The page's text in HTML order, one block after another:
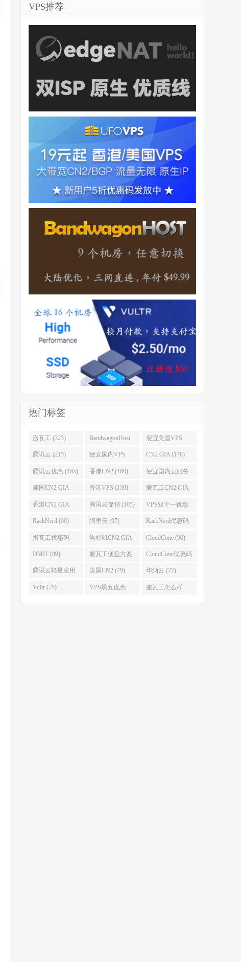
VPS推荐
热门标签
搬瓦工 (325) BandwagonHost
(223)
便宜美国VPS
(222)
腾讯云 (215) 便宜国内VPS
(184)
CN2 GIA (178)
腾讯云优惠 (165) 香港CN2 (160) 便宜国内云服务
器 (152)
美国CN2 GIA
(141)
香港VPS (139) 搬瓦工CN2 GIA
(118)
香港CN2 GIA
(111)
腾讯云促销 (105) VPS双十一优惠
(102)
RackNerd (99) 阿里云 (97) RackNerd优惠码
(93)
搬瓦工优惠码
(92)
洛杉矶CN2 GIA
(92)
CloudCone (90)
DMIT (89) 搬瓦工便宜方案
(86)
CloudCone优惠码
(82)
腾讯云轻量应用
服务器 (82)
美国CN2 (79) 华纳云 (77)
Vultr (75) VPS黑五优惠 搬瓦工怎么样